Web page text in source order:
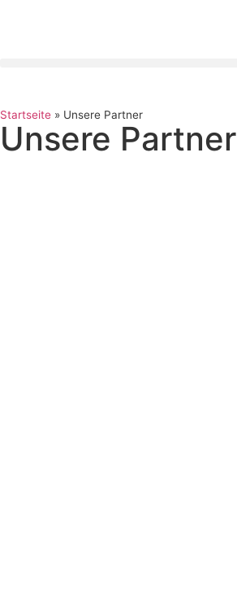
Startseite » Unsere Partner
Unsere Partner